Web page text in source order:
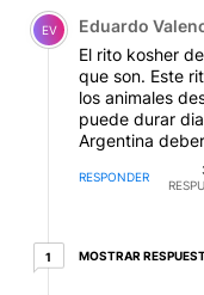
Comentario de
EV Eduardo
El rito kosher
que son. Este
los animales
puede durar
Argentina
RESPONDER
11 respuesta más
MOSTRAR